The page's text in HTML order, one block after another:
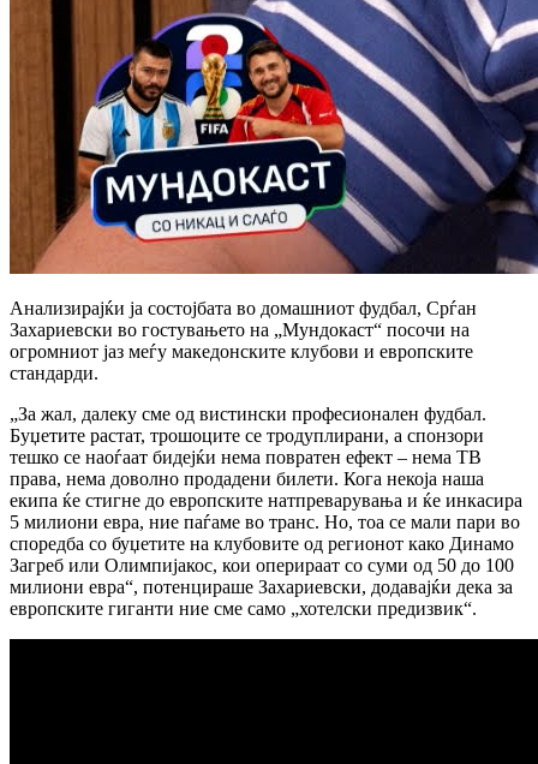
Анализирајќи ја состојбата во домашниот фудбал, Срѓан
Захариевски во гостувањето на „Мундокаст“ посочи на
огромниот јаз меѓу македонските клубови и европските
стандарди.
„За жал, далеку сме од вистински професионален фудбал.
Буџетите растат, трошоците се тродуплирани, а спонзори
тешко се наоѓаат бидејќи нема повратен ефект – нема ТВ
права, нема доволно продадени билети. Кога некоја наша
екипа ќе стигне до европските натпреварувања и ќе инкасира
5 милиони евра, ние паѓаме во транс. Но, тоа се мали пари во
споредба со буџетите на клубовите од регионот како Динамо
Загреб или Олимпијакос, кои оперираат со суми од 50 до 100
милиони евра“, потенцираше Захариевски, додавајќи дека за
европските гиганти ние сме само „хотелски предизвик“.